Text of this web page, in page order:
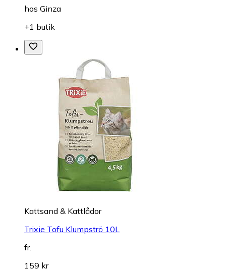
hos Ginza
+1 butik
Kattsand & Kattlådor
Trixie Tofu Klumpströ 10L
fr.
159 kr